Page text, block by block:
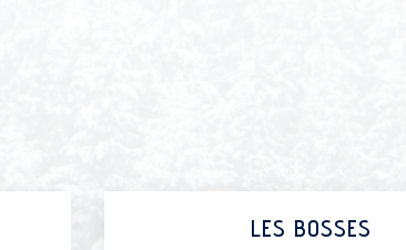
LES BOSSES